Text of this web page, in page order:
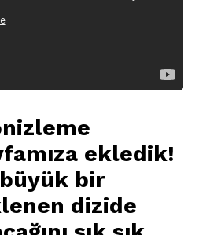
ekledik!
bir
dizide